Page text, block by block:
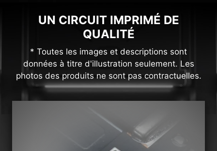
UN CIRCUIT IMPRIMÉ DE
QUALITÉ
* Toutes les images et descriptions sont
données à titre d'illustration seulement. Les
photos des produits ne sont pas contractuelles.